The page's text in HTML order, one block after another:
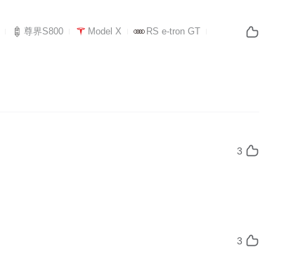
尊界S800 Model X
RS e-tron GT
3
3